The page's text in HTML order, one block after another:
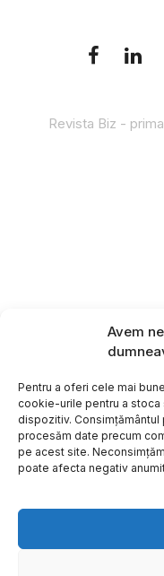
Avem
Pentru a oferi cele mai
cookie-urile pentru a
dispozitiv.
procesăm date precum
pe acest site.
poate afecta negativ
Revista Biz -